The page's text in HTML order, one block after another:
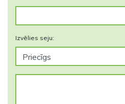
Izvēlies seju: